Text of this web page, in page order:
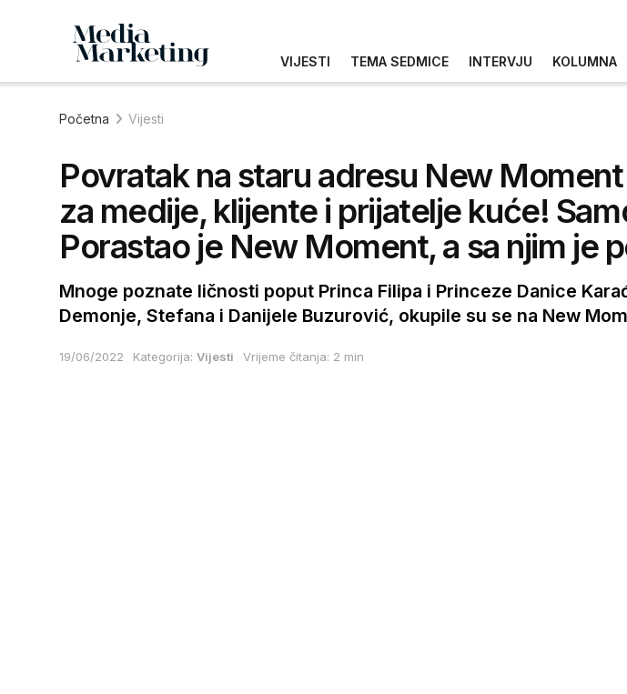
VIJESTI TEMA SEDMICE INTERVJU KOLUMNA
Početna Vijesti
Povratak na staru adresu New
za medije, klijente i prijatelje kuće!
Porastao je New Moment, a sa njim je
Mnoge poznate ličnosti poput Princa Filipa i Princeze Danice
Demonje, Stefana i Danijele Buzurović, okupile su se na New
19/06/2022 Kategorija: Vijesti Vrijeme čitanja: 2 min